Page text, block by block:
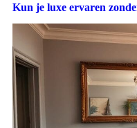
Kun je luxe ervaren